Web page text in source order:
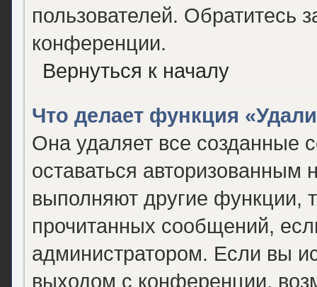
пользователей. Обратитесь
конференции.
Вернуться к началу
Что делает функция
Она удаляет все созданные
оставаться авторизованным
выполняют другие функции,
прочитанных сообщений,
администратором. Если вы
выходом с конференции,